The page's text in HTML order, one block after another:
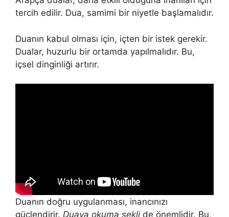
tercih edilir. Dua, samimi bir niyetle başlamalıdır.
Duanın kabul olması için, içten bir istek gerekir.
Dualar, huzurlu bir ortamda yapılmalıdır. Bu,
içsel dinginliği artırır.
Duanın doğru uygulanması, inancınızı
güçlendirir. Duaya okuma şekli de önemlidir. Bu,